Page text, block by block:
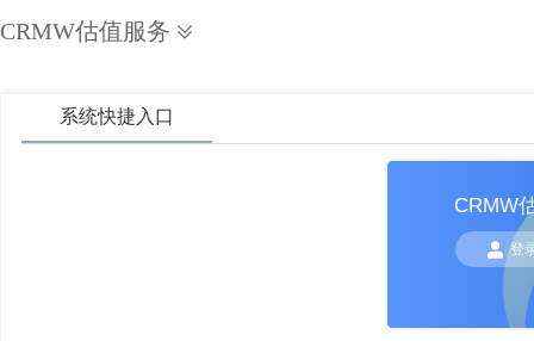
CRMW估值服务
系统快捷入口
CRMW
登